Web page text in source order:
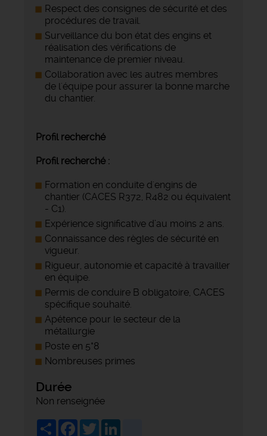
Respect des consignes de sécurité et des
procédures de travail.
Surveillance du bon état des engins et
réalisation des vérifications de
maintenance de premier niveau.
Collaboration avec les autres membres
de l'équipe pour assurer la bonne marche
du chantier.
Profil recherché
Profil recherché :
Formation en conduite d'engins de
chantier (CACES R372, R482 ou équivalent
- C1).
Expérience significative d’au moins 2 ans.
Connaissance des règles de sécurité en
vigueur.
Rigueur, autonomie et capacité à travailler
en équipe.
Permis de conduire B obligatoire, CACES
spécifique souhaité.
Apétence pour le secteur de la
métallurgie
Poste en 5*8
Nombreuses primes
Durée
Non renseignée
ShareFacebook
Twitter